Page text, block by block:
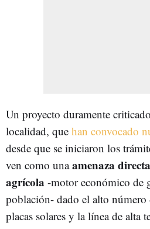
Un proyecto duramente
localidad, que han convocado
desde que se iniciaron los
ven como unaamenaza
agrícola -motor económico de
población- dado el alto número
placas solares y la línea de alta